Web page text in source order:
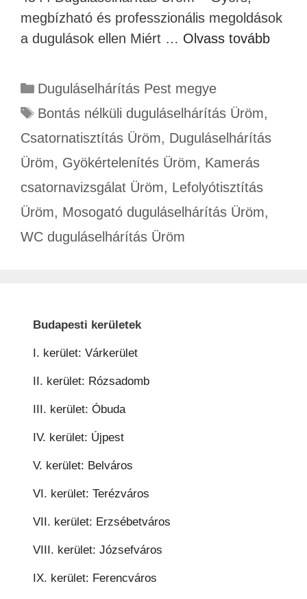
megbízható és professzionális megoldások
a dugulások ellen Miért … Olvass tovább
Duguláselhárítás Pest megye
Bontás nélküli duguláselhárítás Üröm,
Csatornatisztítás Üröm, Duguláselhárítás
Üröm, Gyökértelenítés Üröm, Kamerás
csatornavizsgálat Üröm, Lefolyótisztítás
Üröm, Mosogató duguláselhárítás Üröm,
WC duguláselhárítás Üröm
Budapesti kerületek
I. kerület: Várkerület
II. kerület: Rózsadomb
III. kerület: Óbuda
IV. kerület: Újpest
V. kerület: Belváros
VI. kerület: Terézváros
VII. kerület: Erzsébetváros
VIII. kerület: Józsefváros
IX. kerület: Ferencváros